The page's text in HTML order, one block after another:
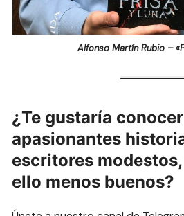
Alfonso Martín Rubio –
¿Te gustaría
apasionantes
escritores
ello menos buenos?